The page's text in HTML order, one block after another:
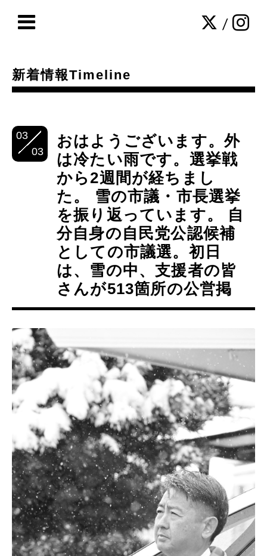
/
新着情報Timeline
03
03
おはようございます。外
は冷たい雨です。選挙戦
から2週間が経ちまし
た。 雪の市議・市長選挙
を振り返っています。 自
分自身の自民党公認候補
としての市議選。初日
は、雪の中、支援者の皆
さんが513箇所の公営掲